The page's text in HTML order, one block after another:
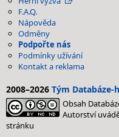
F.A.Q.
Nápověda
Odměny
Podpořte nás
Podmínky užívání
Kontakt a reklama
2008–2026 Tým Databáze-
Obsah
Autorství
stránku